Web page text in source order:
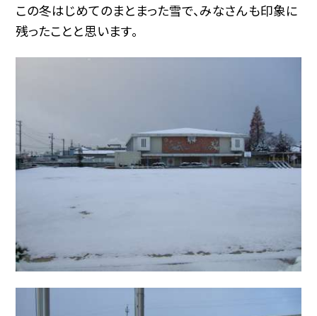
この冬はじめてのまとまった雪で、みなさんも印象に
残ったことと思います。